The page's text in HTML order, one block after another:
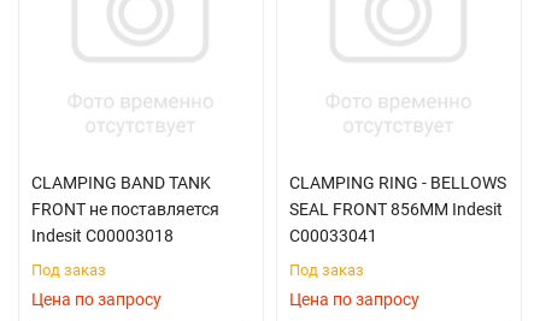
CLAMPING BAND TANK
FRONT не поставляется
Indesit C00003018
Под заказ
Цена по запросу
CLAMPING RING - BELLOWS
SEAL FRONT 856MM Indesit
C00033041
Под заказ
Цена по запросу